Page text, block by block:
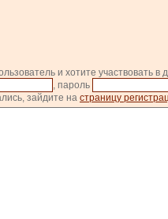
и хотите участвовать в
, пароль
зайдите на страницу